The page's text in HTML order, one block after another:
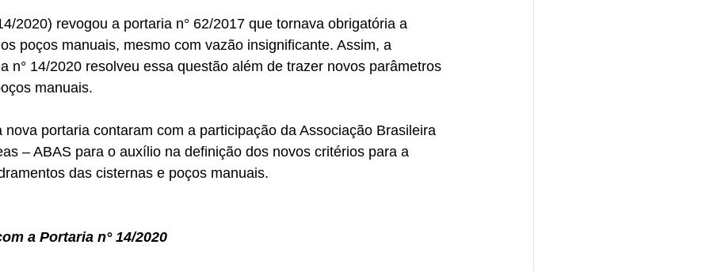
2020) revogou a portaria n° 62/2017 que tornava obrigatória a
poços manuais, mesmo com vazão insignificante. Assim, a
n° 14/2020 resolveu essa questão além de trazer novos parâmetros
manuais.
nova portaria contaram com a participação da Associação Brasileira
– ABAS para o auxílio na definição dos novos critérios para a
das cisternas e poços manuais.
a Portaria n° 14/2020